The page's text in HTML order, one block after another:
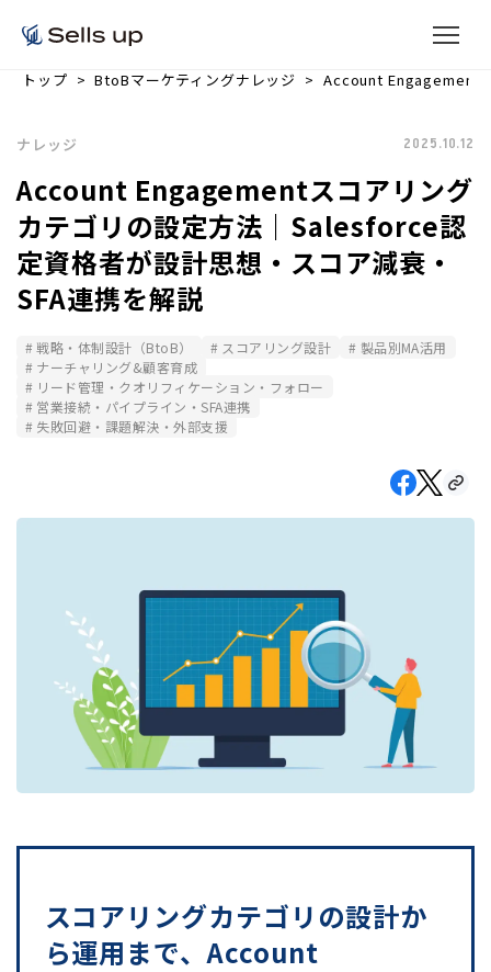
トップ BtoBマーケティングナレッジ Account Engagement
ナレッジ 2025.10.12
Account Engagementスコアリング
カテゴリの設定方法｜Salesforce認
定資格者が設計思想・スコア減衰・
SFA連携を解説
戦略・体制設計（BtoB） スコアリング設計
製品別MA活用
ナーチャリング&顧客育成
リード管理・クオリフィケーション・フォロー
営業接続・パイプライン・SFA連携
失敗回避・課題解決・外部支援
スコアリングカテゴリの設計か
ら運用まで、Account